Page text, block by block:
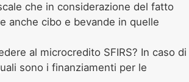
che in considerazione del fatto
anche cibo e bevande in quelle
al microcredito SFIRS? In caso di
sono i finanziamenti per le